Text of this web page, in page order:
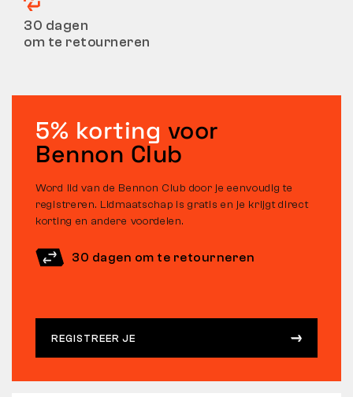
30 dagen
om te retourneren
5% korting voor
Bennon Club
Word lid van de Bennon Club door je eenvoudig te
registreren. Lidmaatschap is gratis en je krijgt direct
korting en andere voordelen.
30 dagen om te retourneren
REGISTREER JE